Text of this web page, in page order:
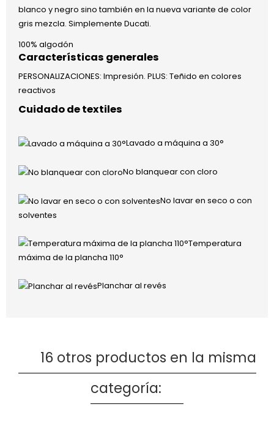
blanco y negro sino también en la nueva variante de color
gris mezcla. Simplemente Ducati.
100% algodón
Características generales
PERSONALIZACIONES: Impresión. PLUS: Teñido en colores
reactivos
Cuidado de textiles
Lavado a máquina a 30°
No blanquear con cloro
No lavar en seco o con
solventes
Temperatura
máxima de la plancha 110°
Planchar al revés
16 otros productos en la misma
categoría: